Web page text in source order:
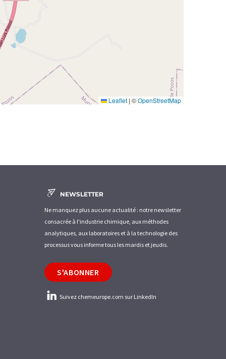
Leaflet | ©OpenStreetMap
NEWSLETTER
Ne manquez plus aucune actualité : notre newsletter
consacrée à l'industrie chimique, aux méthodes
analytiques, aux laboratoires et à la technologie des
processus vous informe tous les mardis et jeudis.
S'ABONNER
Suivez chemeurope.com sur LinkedIn